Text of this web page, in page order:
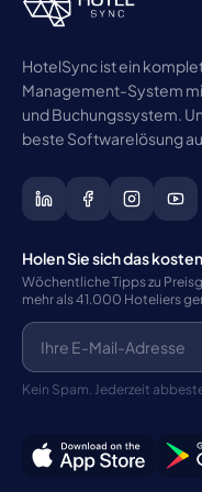
HotelSync ist ein
Management-System
und Buchungssystem.
beste Softwarelösung
Holen Sie sich das
Wöchentliche Tipps zu
mehr als 41.000 Hoteliers
Kein Spam. Jederzeit